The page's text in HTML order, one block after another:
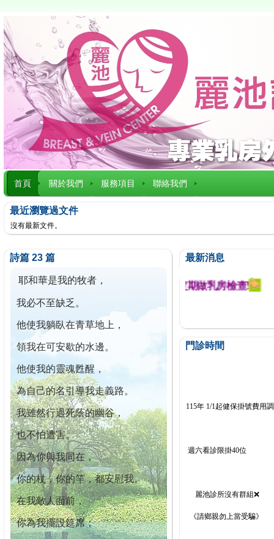
首頁 關於我們 服務項目 聯絡我們
最近瀏覽過文件
沒有最新文件。
詩篇 23 篇
耶和華是我的牧者，
我必不至缺乏。
他使我躺臥在青草地上，
領我在可安歇的水邊。
他使我的靈魂甦醒，
為自己的名引導我走義路。
我雖然行過死蔭的幽谷，
也不怕遭害。
因為你與我同在，
你的杖，你的竿，都安慰我。
在我敵人面前，
你為我擺設筵席；
最新消息
今已篩檢出1700位乳癌患者,提醒您定期做乳房檢查!
門診時間
115年 1/1起健保掛號費用
週六看診限掛40位
麗池診所沒有群組❌
《請鄉親勿上當受騙》